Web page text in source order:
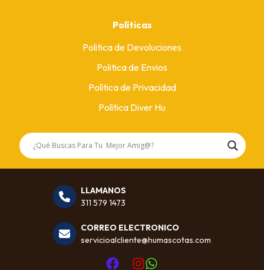
Políticas
Politica de Devoluciones
Politica de Envios
Política de Privacidad
Política Diver Hu
LLAMANOS
311 579 1473
CORREO ELECTRONICO
servicioalcliente@humascotas.com